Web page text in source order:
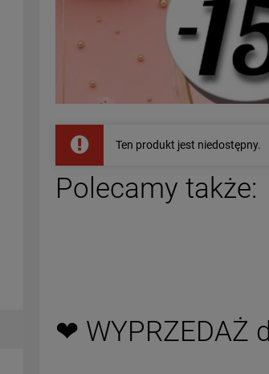
uniwersalna czarny
49,00 zł
Ten produkt jest niedostępny.
Polecamy także:
❤ WYPRZEDAŻ